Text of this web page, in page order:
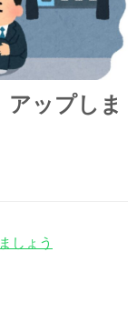
ップしま
しょう